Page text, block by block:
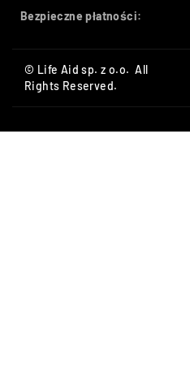
Bezpieczne płatności:
© Life Aid sp. z o.o. All
Rights Reserved.